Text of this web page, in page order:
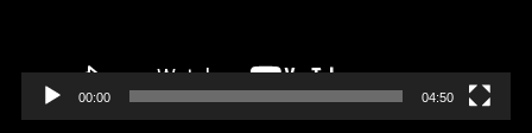
00:00 04:50